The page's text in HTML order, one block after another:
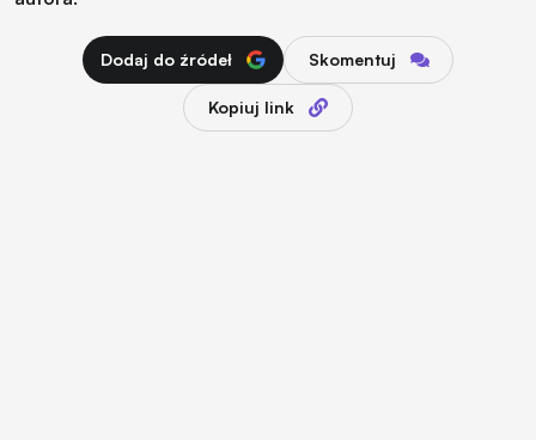
Dodaj do źródeł Skomentuj
Kopiuj link